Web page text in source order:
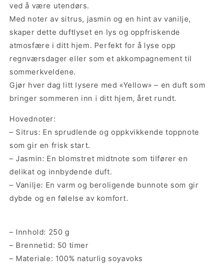
ved å være utendørs.
Med noter av sitrus, jasmin og en hint av vanilje,
skaper dette duftlyset en lys og oppfriskende
atmosfære i ditt hjem. Perfekt for å lyse opp
regnværsdager eller som et akkompagnement til
sommerkveldene.
Gjør hver dag litt lysere med «Yellow» – en duft som
bringer sommeren inn i ditt hjem, året rundt.
Hovednoter:
– Sitrus: En sprudlende og oppkvikkende toppnote
som gir en frisk start.
– Jasmin: En blomstret midtnote som tilfører en
delikat og innbydende duft.
– Vanilje: En varm og beroligende bunnote som gir
dybde og en følelse av komfort.
– Innhold: 250 g
– Brennetid: 50 timer
– Materiale: 100% naturlig soyavoks